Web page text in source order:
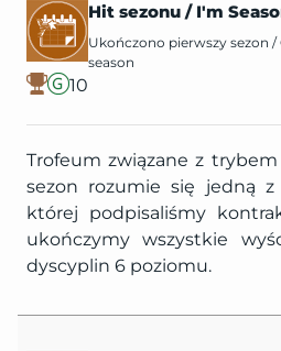
10
Hit sezonu / I'm
Ukończono pierwszy sezon /
season
Trofeum związane z trybem
sezon rozumie się jedną
której podpisaliśmy
ukończymy wszystkie
dyscyplin 6 poziomu.